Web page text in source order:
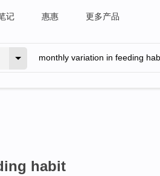
记 惠惠 更多产品
habit